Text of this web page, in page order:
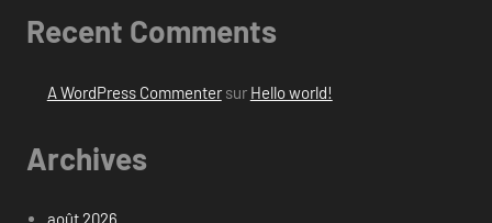
Recent Comments
A WordPress Commentersur Hello world!
Archives
août 2026